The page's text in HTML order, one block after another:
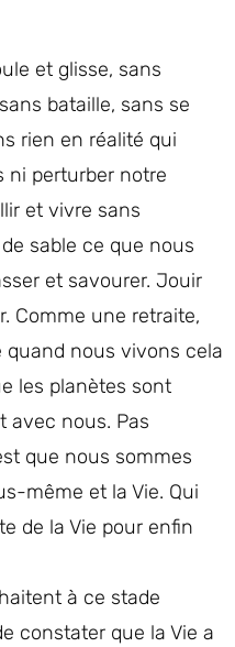
et glisse, sans
bataille, sans se
rien en réalité qui
ni perturber notre
et vivre sans
sable ce que nous
et savourer. Jouir
Comme une retraite,
quand nous vivons cela
les planètes sont
avec nous. Pas
que nous sommes
même et la Vie. Qui
de la Vie pour enfin
à ce stade
constater que la Vie a